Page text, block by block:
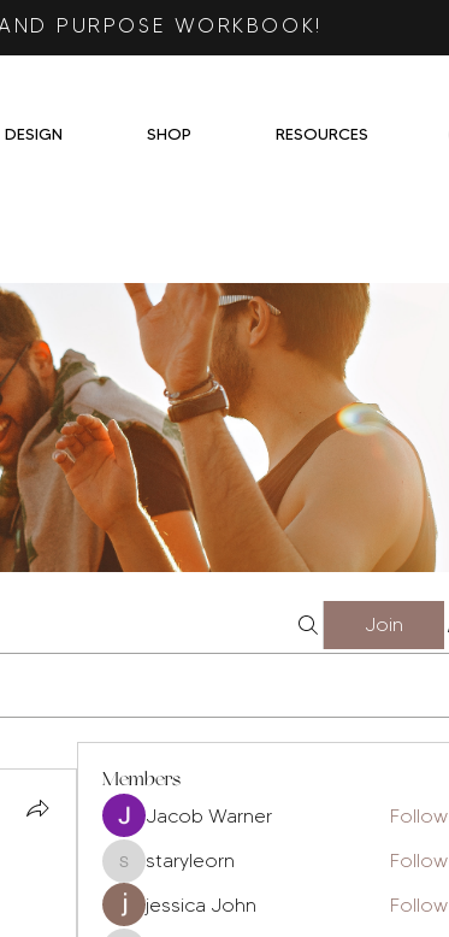
PURPOSE WORKBOOK!
DESIGN SHOP RESOURCES
Join
Members
Jacob Warner Follow
staryleorn
staryleorn
Follow
jessica John
Follow